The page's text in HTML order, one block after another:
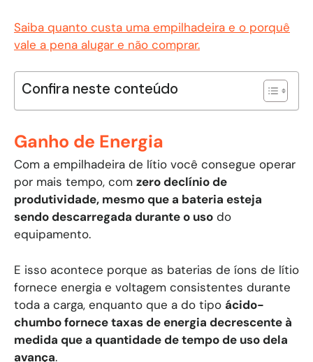
Saiba quanto custa uma empilhadeira e o porquê
vale a pena alugar e não comprar.
Confira neste conteúdo
Ganho de Energia
Com a empilhadeira de lítio você consegue operar
por mais tempo, com zero declínio de
produtividade, mesmo que a bateria esteja
sendo descarregada durante o uso do
equipamento.
E isso acontece porque as baterias de íons de lítio
fornece energia e voltagem consistentes durante
toda a carga, enquanto que a do tipo ácido-
chumbo fornece taxas de energia decrescente à
medida que a quantidade de tempo de uso dela
avança.